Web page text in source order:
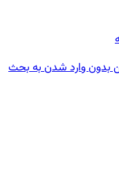
وارد شدن به بحث